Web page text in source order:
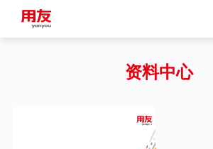
Vietnam
资料中心